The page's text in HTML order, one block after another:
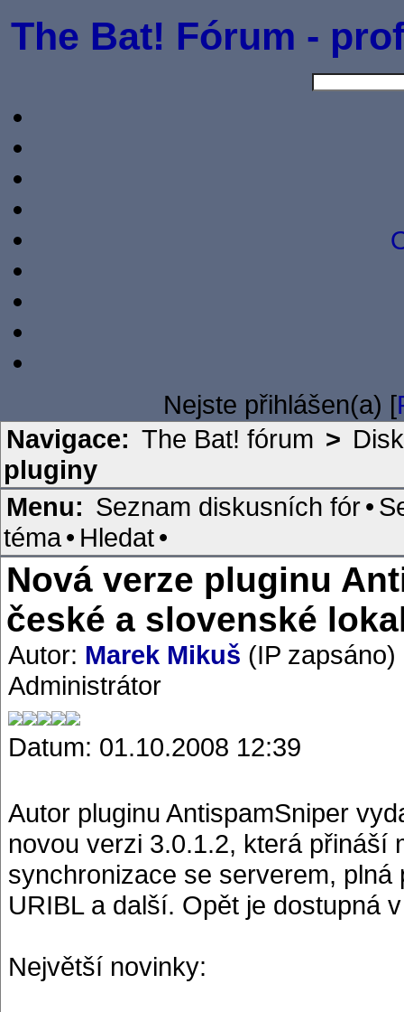
The Bat! Fórum -
Nejste přihlášen(a) [
Navigace: The Bat! fórum >
pluginy
Menu: Seznam diskusních fór•
téma• Hledat•
Nová verze pluginu
české a slovenské
Autor: Marek Mikuš (IP zapsáno)
Administrátor
Datum: 01.10.2008 12:39
Autor pluginu AntispamSniper
novou verzi 3.0.1.2, která
synchronizace se serverem,
URIBL a další. Opět je dostupná
Největší novinky: